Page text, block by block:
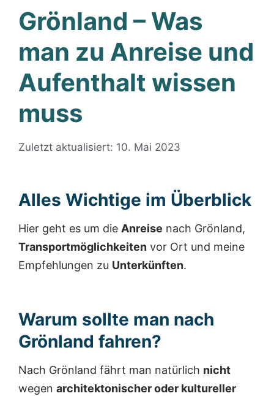
Grönland – Was
man zu Anreise und
Aufenthalt wissen
muss
Zuletzt aktualisiert: 10. Mai 2023
Alles Wichtige im Überblick
Hier geht es um die Anreise nach Grönland,
Transportmöglichkeiten vor Ort und meine
Empfehlungen zu Unterkünften.
Warum sollte man nach
Grönland fahren?
Nach Grönland fährt man natürlich nicht
wegen architektonischer oder kultureller